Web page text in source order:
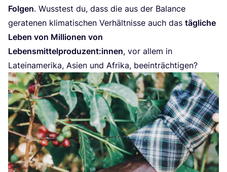
Fol­gen. Wuss­test du, dass die aus der Balan­ce
gera­te­nen kli­ma­ti­schen Ver­hält­nis­se auch das täg­li­che
Leben von Mil­lio­nen von
Lebensmittelproduzent:innen, vor allem in
Latein­ame­ri­ka, Asi­en und Afri­ka, beeinträchtigen?